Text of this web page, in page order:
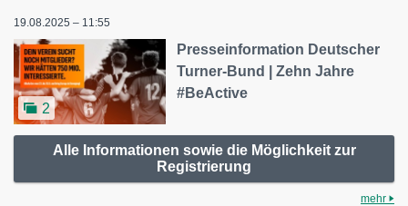
19.08.2025 – 11:55
2
Presseinformation Deutscher
Turner-Bund | Zehn Jahre
#BeActive
Alle Informationen sowie die Möglichkeit zur
Registrierung
mehr